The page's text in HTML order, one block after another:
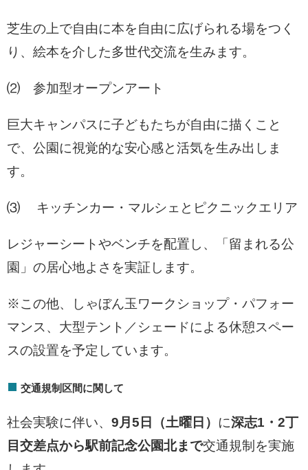
芝生の上で自由に本を自由に広げられる場をつく
り、絵本を介した多世代交流を生みます。
⑵ 参加型オープンアート
巨大キャンパスに子どもたちが自由に描くこと
で、公園に視覚的な安心感と活気を生み出しま
す。
⑶ キッチンカー・マルシェとピクニックエリア
レジャーシートやベンチを配置し、「留まれる公
園」の居心地よさを実証します。
※この他、しゃぼん玉ワークショップ・パフォー
マンス、大型テント／シェードによる休憩スペー
スの設置を予定しています。
交通規制区間に関して
社会実験に伴い、 9月5日（土曜日） に深志1・2丁
目交差点から駅前記念公園北まで交通規制を実施